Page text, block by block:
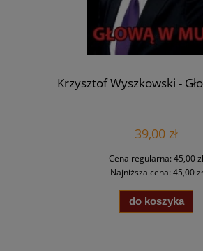
Krzysztof Wyszkowski -
39,00 zł
Cena regularna: 45,00 zł
Najniższa cena:45,00 zł
do koszyka